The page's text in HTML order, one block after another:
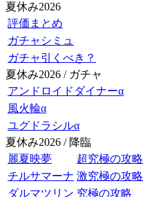
夏休み2026
評価まとめ
ガチャシミュ
ガチャ引くべき？
夏休み2026 / ガチャ
アンドロイドダイナーα
風火輪α
ユグドラシルα
夏休み2026 / 降臨
麗夏映夢
超究極の攻略
チルサマーナ 激究極の攻略
ダルマツリン 究極の攻略